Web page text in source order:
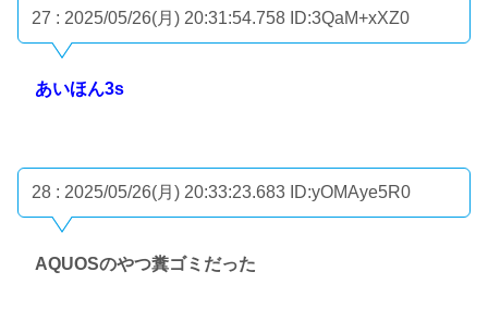
27 : 2025/05/26(月) 20:31:54.758 ID:3QaM+xXZ0
あいほん3s
28 : 2025/05/26(月) 20:33:23.683 ID:yOMAye5R0
AQUOSのやつ糞ゴミだった